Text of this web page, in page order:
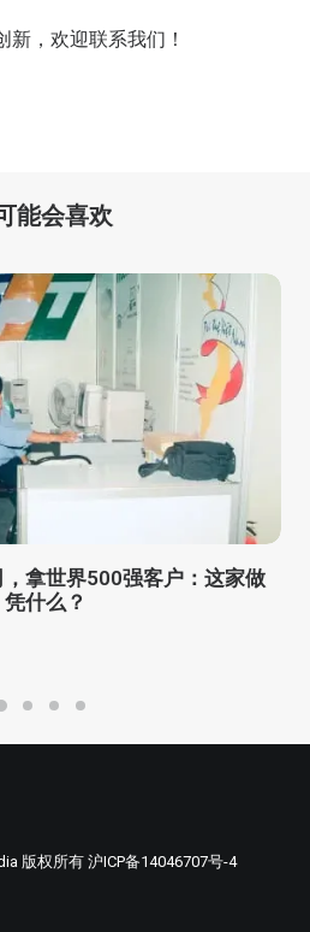
新，欢迎联系我们 ！
能会喜欢
拿世界500强客户：这家做
什么？
版权所有 沪ICP备14046707号-4